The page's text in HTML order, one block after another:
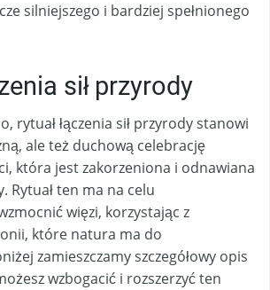
silniejszego i bardziej spełnionego
sił przyrody
rytuał łączenia sił przyrody stanowi
ale też duchową celebrację
która jest zakorzeniona i odnawiana
Rytuał ten ma na celu
więzi, korzystając z
które natura ma do
zamieszczamy szczegółowy opis
wzbogacić i rozszerzyć ten